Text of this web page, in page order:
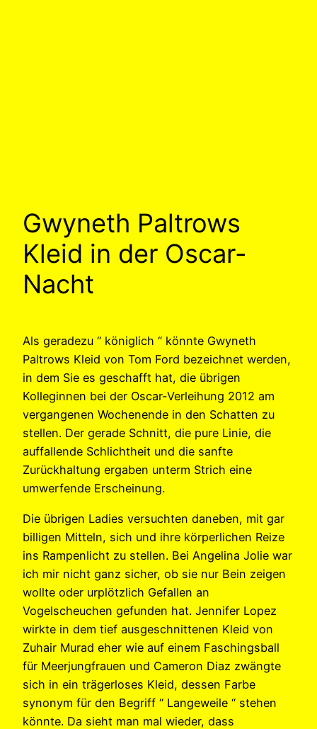
Gwyneth Paltrows
Kleid in der Oscar-
Nacht
Als geradezu “ königlich “ könnte Gwyneth
Paltrows Kleid von Tom Ford bezeichnet werden,
in dem Sie es geschafft hat, die übrigen
Kolleginnen bei der Oscar-Verleihung 2012 am
vergangenen Wochenende in den Schatten zu
stellen. Der gerade Schnitt, die pure Linie, die
auffallende Schlichtheit und die sanfte
Zurückhaltung ergaben unterm Strich eine
umwerfende Erscheinung.
Die übrigen Ladies versuchten daneben, mit gar
billigen Mitteln, sich und ihre körperlichen Reize
ins Rampenlicht zu stellen. Bei Angelina Jolie war
ich mir nicht ganz sicher, ob sie nur Bein zeigen
wollte oder urplötzlich Gefallen an
Vogelscheuchen gefunden hat. Jennifer Lopez
wirkte in dem tief ausgeschnittenen Kleid von
Zuhair Murad eher wie auf einem Faschingsball
für Meerjungfrauen und Cameron Diaz zwängte
sich in ein trägerloses Kleid, dessen Farbe
synonym für den Begriff “ Langeweile “ stehen
könnte. Da sieht man mal wieder, dass